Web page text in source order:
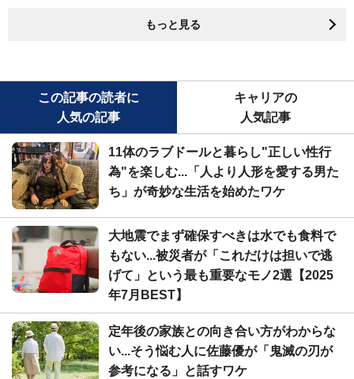
もっと見る
この記事の読者に
人気の記事
キャリアの
人気記事
11体のラブドールと暮らし"正しい性行
為"を楽しむ...「人より人形を愛する男た
ち」が奇妙な生活を始めたワケ
大地震でまず確保すべきは水でも食料で
もない...被災者が「これだけは担いで逃
げて」という最も重要なモノ2選【2025
年7月BEST】
定年後の家族との向き合い方がわからな
い...そう悩む人に佐藤優が「鬼滅の刃が
参考になる」と話すワケ